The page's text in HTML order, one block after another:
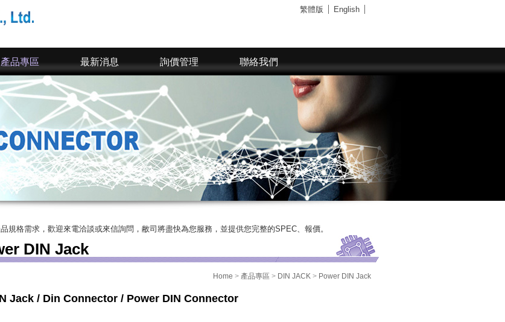
繁體版 English
產品專區 最新消息 詢價管理 聯絡我們
迎來電洽談或來信詢問，敝司將盡快為您服務，並提供您完整的SPEC、報價。
DIN Jack
Home > 產品專區 > DIN JACK > Power DIN Jack
Jack / Din Connector / Power DIN Connector